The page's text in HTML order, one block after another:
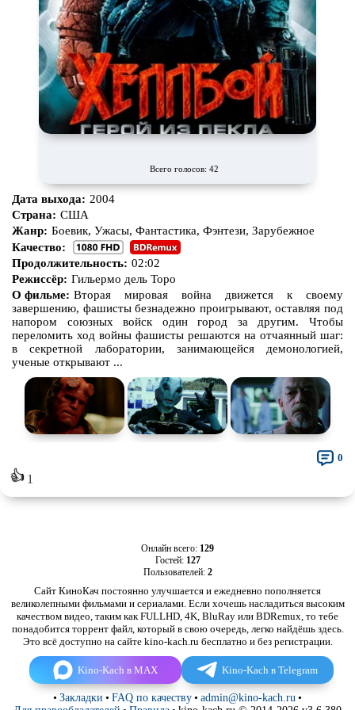
Всего голосов: 42
Дата выхода: 2004
Страна: США
Жанр: Боевик, Ужасы, Фантастика, Фэнтези, Зарубежное
Качество:
Продолжительность: 02:02
Режиссёр: Гильермо дель Торо
О фильме: Вторая мировая война движется к своему
завершению, фашисты безнадежно проигрывают, оставляя под
напором союзных войск один город за другим. Чтобы
переломить ход войны фашисты решаются на отчаянный шаг:
в секретной лаборатории, занимающейся демонологией,
ученые открывают ...
👍 1
0
Онлайн всего: 129
Гостей: 127
Пользователей: 2
Сайт КиноКач постоянно улучшается и ежедневно пополняется
великолепными фильмами и сериалами. Если хочешь насладиться высоким
качеством видео, таким как FULLHD, 4K, BluRay или BDRemux, то тебе
понадобится торрент файл, который в свою очередь, легко найдёшь здесь.
Это всё доступно на сайте kino-kach.ru бесплатно и без регистрации.
Kino-Kach в MAX Kino-Kach в Telegram
• Закладки • FAQ по качеству • admin@kino-kach.ru •